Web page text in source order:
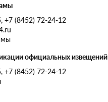
+7 (8452) 72-24-12
официальных извещений
+7 (8452) 72-24-12